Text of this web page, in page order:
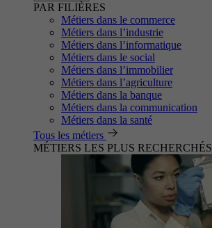
PAR FILIÈRES
Métiers dans le commerce
Métiers dans l’industrie
Métiers dans l’informatique
Métiers dans le social
Métiers dans l’immobilier
Métiers dans l’agriculture
Métiers dans la banque
Métiers dans la communication
Métiers dans la santé
Tous les métiers
MÉTIERS LES PLUS RECHERCHÉS